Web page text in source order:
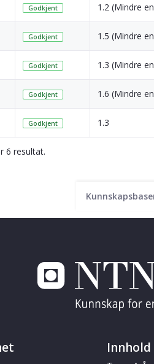
Godkjent 1.2 (Mindre
Godkjent 1.5 (Mindre
Godkjent 1.3 (Mindre
Godkjent 1.6 (Mindre
Godkjent 1.3
6 resultat.
Innhold